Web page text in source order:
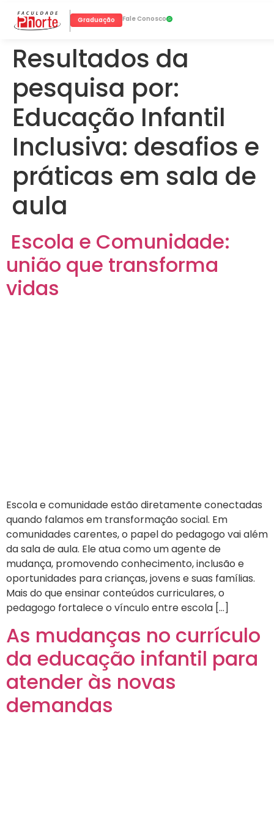
Graduação Fale Conosco
Resultados da
pesquisa por:
Educação Infantil
Inclusiva: desafios e
práticas em sala de
aula
Escola e Comunidade:
união que transforma
vidas
Escola e comunidade estão diretamente conectadas
quando falamos em transformação social. Em
comunidades carentes, o papel do pedagogo vai além
da sala de aula. Ele atua como um agente de
mudança, promovendo conhecimento, inclusão e
oportunidades para crianças, jovens e suas famílias.
Mais do que ensinar conteúdos curriculares, o
pedagogo fortalece o vínculo entre escola […]
As mudanças no currículo
da educação infantil para
atender às novas
demandas